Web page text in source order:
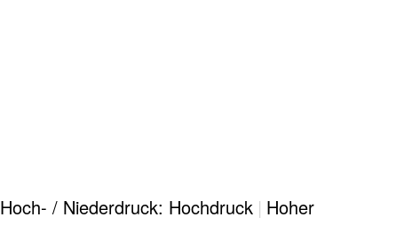
Hoch- / Niederdruck: Hochdruck | Hoher